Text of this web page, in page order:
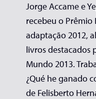
Jorge Accame e
recebeu o
adaptação 2012,
livros destacados
Mundo 2013.
¿Qué he ganado
de Felisberto